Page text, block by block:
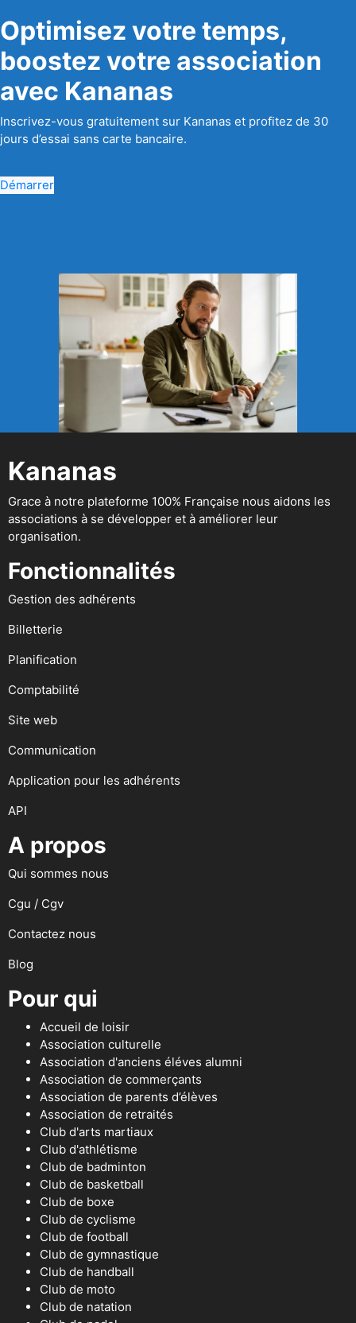
Optimisez votre temps,
boostez votre association
avec Kananas
Inscrivez-vous gratuitement sur Kananas et profitez de 30
jours d’essai sans carte bancaire.
Démarrer
Kananas
Grace à notre plateforme 100% Française nous aidons les
associations à se développer et à améliorer leur
organisation.
Fonctionnalités
Gestion des adhérents
Billetterie
Planification
Comptabilité
Site web
Communication
Application pour les adhérents
API
A propos
Qui sommes nous
Cgu / Cgv
Contactez nous
Blog
Pour qui
Accueil de loisir
Association culturelle
Association d'anciens éléves alumni
Association de commerçants
Association de parents d’élèves
Association de retraités
Club d'arts martiaux
Club d'athlétisme
Club de badminton
Club de basketball
Club de boxe
Club de cyclisme
Club de football
Club de gymnastique
Club de handball
Club de moto
Club de natation